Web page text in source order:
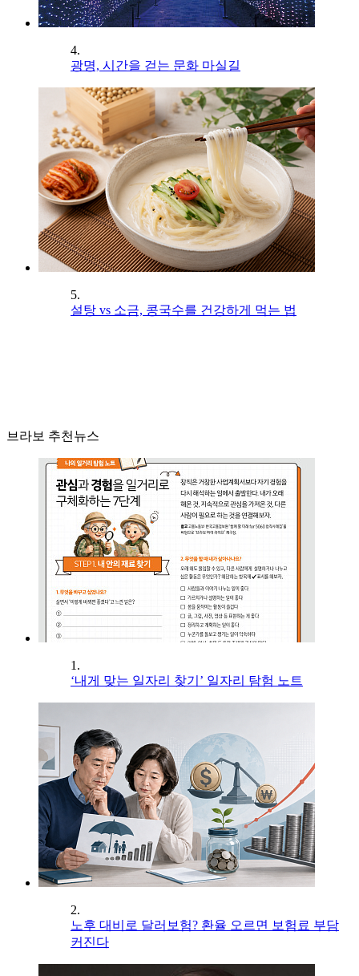
4.
광명, 시간을 걷는 문화 마실길
5.
설탕 vs 소금, 콩국수를 건강하게 먹는 법
브라보 추천뉴스
1.
‘내게 맞는 일자리 찾기’ 일자리 탐험 노트
2.
노후 대비로 달러보험? 환율 오르면 보험료 부담
커진다